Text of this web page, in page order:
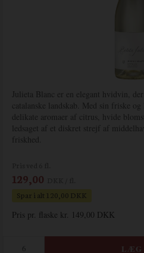
Julieta Blanc er en elegant hvidvin,
catalanske landskab. Med sin friske
delikate aromaer af citrus, hvide
ledsaget af et diskret strejf af
friskhed.
129,00
Spar i alt 120,00 DKK
Pris pr. flaske kr. 149,00 DKK